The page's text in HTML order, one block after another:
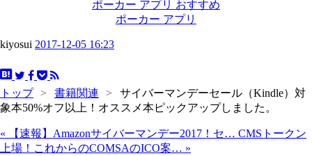
ポーカー アプリ おすすめ
ポーカー アプリ
kiyosui 2017-12-05 16:23
トップ > 書籍関連 >
サイバーマンデーセール（Kindle）対
象本50%オフ以上！オススメ本ピックアップしました。
« 【速報】Amazonサイバーマンデー2017！セ… CMSトークン
上場！これからのCOMSAのICO案… »